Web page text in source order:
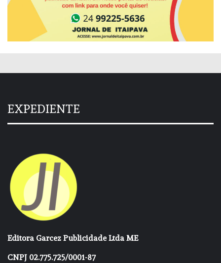
EXPEDIENTE
Editora Garcez Publicidade Ltda ME
CNPJ 02.775.725/0001-87